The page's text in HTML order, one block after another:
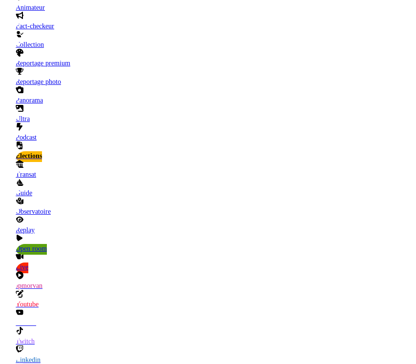
Animateur
Fact-checkeur
Collection
Reportage premium
Reportage photo
Panorama
Ultra
Podcast
Elections
Transat
Guide
Observatoire
Replay
Open room
Live
Jpmorvan
Youtube
Twitch
Linkedin